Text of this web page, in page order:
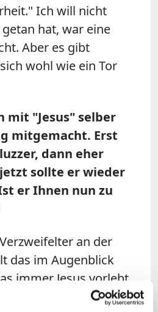
Ich will nicht
getan hat, war eine
Aber es gibt
wohl wie ein Tor
mit "Jesus" selber
mitgemacht. Erst
dann eher
sollte er wieder
er Ihnen nun zu
an der
das im Augenblick
immer Jesus vorlebt,
Ränder geht, sich den